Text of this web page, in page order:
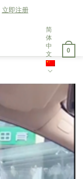
立即注册
简
体
中
文
0